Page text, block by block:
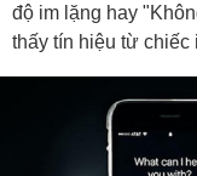
độ im lặng hay
thấy tín hiệu từ chiếc